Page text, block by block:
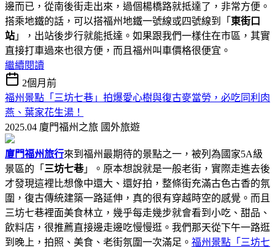
邊而已，從南後街走出來，過個楊橋路就抵達了，非常方便。
搭乘地鐵的話，可以搭福州地鐵一號線或四號線到「 東街口
站 」，出站後步行就能抵達。如果跟我們一樣住在市區，其實
直接打車過來也很方便，而且福州叫車價格很便宜。
繼續閱讀
2個月前
福州景點「三坊七巷」拍爆愛心樹與復古麥當勞，必吃同利肉
燕、葉家花生湯！
2025.04 廈門福州之旅 國外旅遊
廈門福州旅行來到福州最期待的景點之一，被列為國家5A級
景區的「 三坊七巷」。原本想說就是一般老街，實際走進去後
才發現這裡比想像中還大、還好拍，整條街充滿古色古香的氛
圍，復古傳統建築一路延伸，真的很有穿越時空的感覺。而且
三坊七巷裡面美食林立，幾乎每走幾步就會看到小吃、甜品、
飲料店，很推薦直接邊走邊吃慢慢逛。我們那天從下午一路逛
到晚上，拍照、美食、老街氛圍一次滿足。 福州景點「三坊七